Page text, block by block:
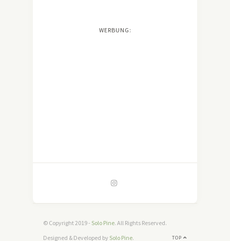
WERBUNG:
© Copyright 2019 - Solo Pine. All Rights Reserved.
TOP
Designed & Developed by Solo Pine.